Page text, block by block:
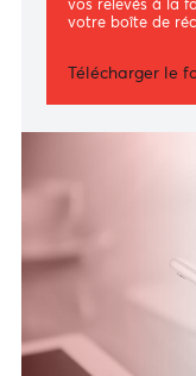
Relevés
Économisez
service des
recevez-les
votre espace
vos relevés à
votre boîte de